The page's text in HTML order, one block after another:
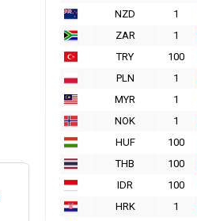
NZD
1
ZAR
1
TRY
100
PLN
1
MYR
1
NOK
1
HUF
100
THB
100
IDR
100
HRK
1